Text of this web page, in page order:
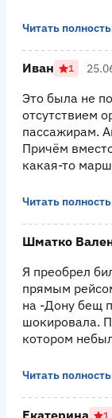
Читать
Иван 1
Это была не
отсутствием
пассажирам.
Причём
какая-то
Читать
Шматко
Я преобрел
прямым
на -Дону бещ
шокировала.
котором
Читать
1